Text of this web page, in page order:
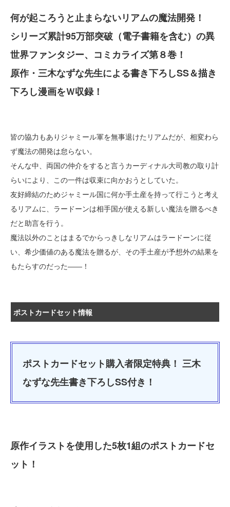
何が起ころうと止まらないリアムの魔法開発！
シリーズ累計95万部突破（電子書籍を含む）の異
世界ファンタジー、コミカライズ第８巻！
原作・三木なずな先生による書き下ろしSS＆描き
下ろし漫画をＷ収録！
皆の協力もありジャミール軍を無事退けたリアムだが、相変わら
ず魔法の開発は怠らない。
そんな中、両国の仲介をすると言うカーディナル大司教の取り計
らいにより、この一件は収束に向かおうとしていた。
友好締結のためジャミール国に何か手土産を持って行こうと考え
るリアムに、ラードーンは相手国が使える新しい魔法を贈るべき
だと助言を行う。
魔法以外のことはまるでからっきしなリアムはラードーンに従
い、希少価値のある魔法を贈るが、その手土産が予想外の結果を
もたらすのだった――！
ポストカードセット情報
ポストカードセット購入者限定特典！ 三木
なずな先生書き下ろしSS付き！
原作イラストを使用した5枚1組のポストカードセ
ット！